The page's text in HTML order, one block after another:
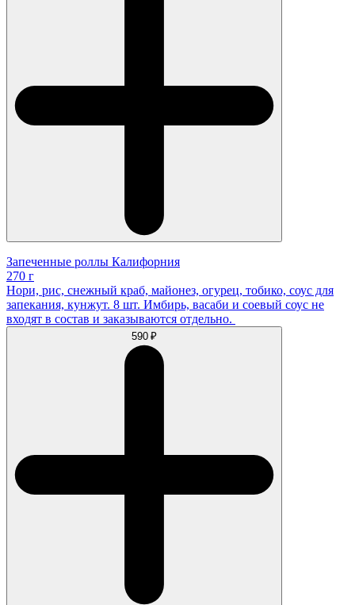
Запеченные роллы Калифорния
270 г
Нори, рис, снежный краб, майонез, огурец, тобико, соус для
запекания, кунжут. 8 шт. Имбирь, васаби и соевый соус не
входят в состав и заказываются отдельно.
590 ₽